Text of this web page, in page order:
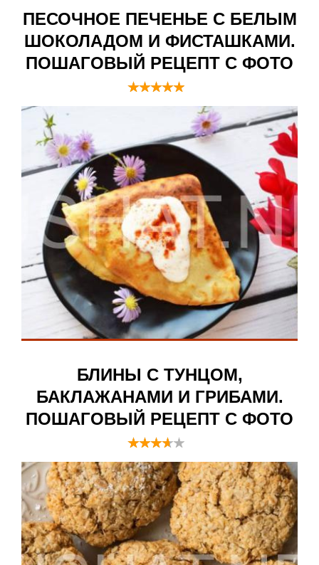
ПЕСОЧНОЕ ПЕЧЕНЬЕ С БЕЛЫМ
ШОКОЛАДОМ И ФИСТАШКАМИ.
ПОШАГОВЫЙ РЕЦЕПТ С ФОТО
БЛИНЫ С ТУНЦОМ,
БАКЛАЖАНАМИ И ГРИБАМИ.
ПОШАГОВЫЙ РЕЦЕПТ С ФОТО